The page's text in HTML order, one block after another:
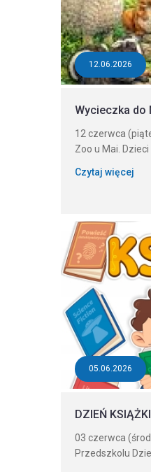
12.06.2026
Wycieczka do
12 czerwca
Zoo u Mai. Dzieci
Czytaj więcej
05.06.2026
DZIEŃ KSIĄŻKI
03 czerwca
Przedszkolu